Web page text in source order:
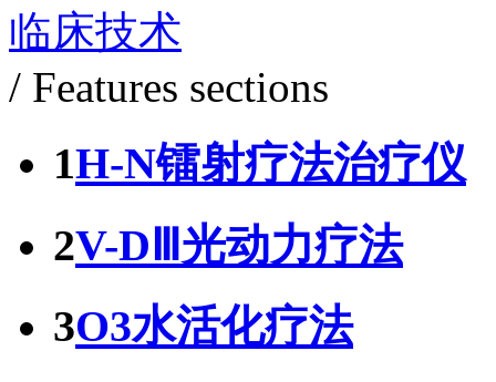
临床技术
/ Features sections
1H-N镭射疗法治疗仪
2V-DⅢ光动力疗法
3O3水活化疗法